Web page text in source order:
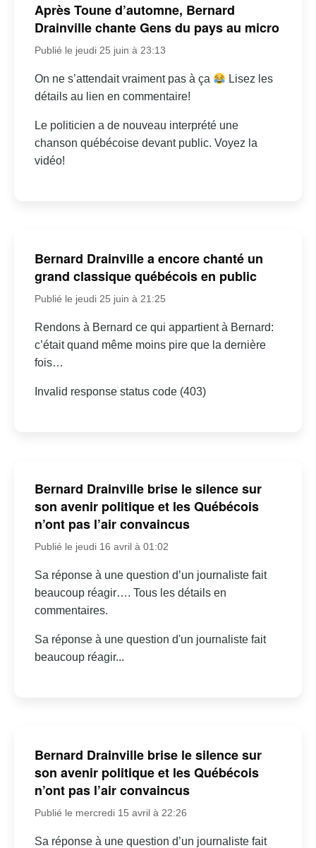
Après Toune d’automne, Bernard
Drainville chante Gens du pays au micro
Publié le jeudi 25 juin à 23:13
On ne s’attendait vraiment pas à ça
Lisez les
détails au lien en commentaire!
Le politicien a de nouveau interprété une
chanson québécoise devant public. Voyez la
vidéo!
Bernard Drainville a encore chanté un
grand classique québécois en public
Publié le jeudi 25 juin à 21:25
Rendons à Bernard ce qui appartient à Bernard:
c’était quand même moins pire que la dernière
fois…
Invalid response status code (403)
Bernard Drainville brise le silence sur
son avenir politique et les Québécois
n’ont pas l’air convaincus
Publié le jeudi 16 avril à 01:02
Sa réponse à une question d’un journaliste fait
beaucoup réagir…. Tous les détails en
commentaires.
Sa réponse à une question d'un journaliste fait
beaucoup réagir...
Bernard Drainville brise le silence sur
son avenir politique et les Québécois
n’ont pas l’air convaincus
Publié le mercredi 15 avril à 22:26
Sa réponse à une question d’un journaliste fait